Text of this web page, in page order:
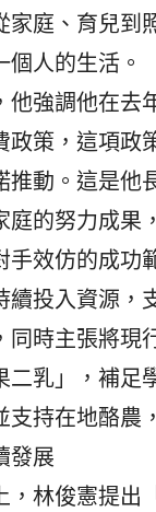
家庭、育兒到
人的生活。
強調他在去
政策，這項政
推動。這是他
庭的努力成果
手效仿的成功
續投入資源，
同時主張將現
二乳」，補足
支持在地酪農
發展
林俊憲提出